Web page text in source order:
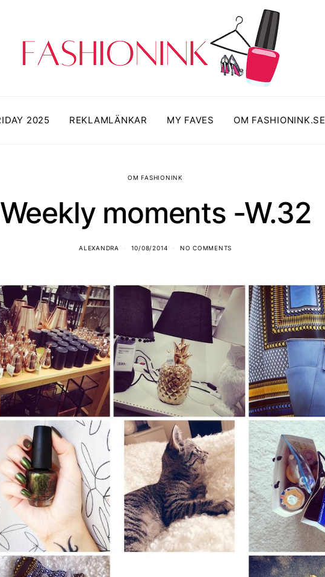
2025 REKLAMLÄNKAR MY FAVES OM FASHIONINK.SE
OM FASHIONINK
Weekly moments -W.32
ALEXANDRA 10/08/2014 NO COMMENTS